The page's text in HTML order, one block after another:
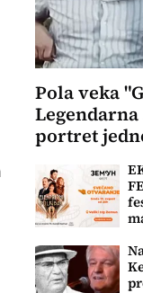
Pola veka
portret